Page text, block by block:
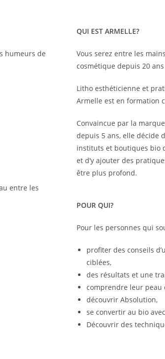
humeurs de
entre les
QUI EST ARMELLE?
Vous serez entre les
cosmétique depuis 20
Litho esthéticienne et
Armelle est en formation
Convaincue par la
depuis 5 ans, elle décide
instituts et boutiques bio
et d’y ajouter des
être plus profond.
POUR QUI?
Pour les personnes qui
profiter des conseils
ciblées,
des résultats et une
comprendre leur peau
découvrir Absolution,
se convertir au bio
Découvrir des